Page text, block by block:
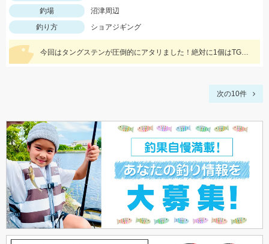
釣場
沼津周辺
釣り方
ショアジギング
今回はタングステンが圧倒的にアタリました！絶対に1個はTG系のジグを持って行きましょう！駿河湾全域で青物絶好調です！
次の10件